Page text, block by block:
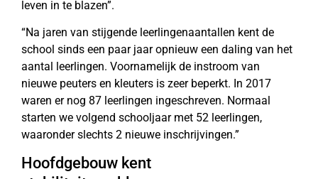
leven in te blazen”.
“Na jaren van stijgende leerlingenaantallen kent de
school sinds een paar jaar opnieuw een daling van het
aantal leerlingen. Voornamelijk de instroom van
nieuwe peuters en kleuters is zeer beperkt. In 2017
waren er nog 87 leerlingen ingeschreven. Normaal
starten we volgend schooljaar met 52 leerlingen,
waaronder slechts 2 nieuwe inschrijvingen.”
Hoofdgebouw kent